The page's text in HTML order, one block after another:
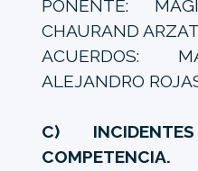
PONENTE:
CHAURAND
ACUERDOS:
ALEJANDRO
C) INCIDENTES
COMPETENCIA.